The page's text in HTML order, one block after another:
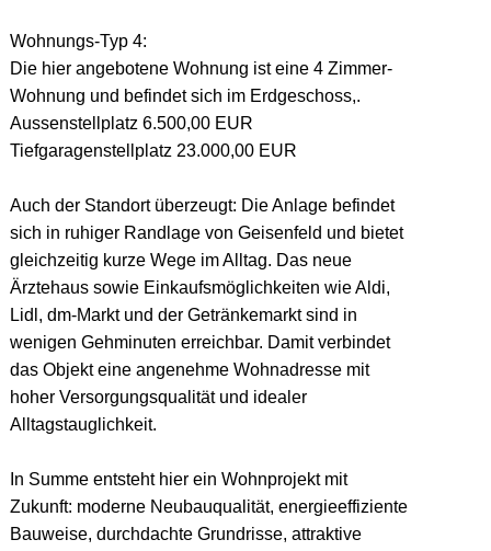
Wohnungs-Typ 4:
Die hier angebotene Wohnung ist eine 4 Zimmer-
Wohnung und befindet sich im Erdgeschoss,.
Aussenstellplatz 6.500,00 EUR
Tiefgaragenstellplatz 23.000,00 EUR
Auch der Standort überzeugt: Die Anlage befindet
sich in ruhiger Randlage von Geisenfeld und bietet
gleichzeitig kurze Wege im Alltag. Das neue
Ärztehaus sowie Einkaufsmöglichkeiten wie Aldi,
Lidl, dm-Markt und der Getränkemarkt sind in
wenigen Gehminuten erreichbar. Damit verbindet
das Objekt eine angenehme Wohnadresse mit
hoher Versorgungsqualität und idealer
Alltagstauglichkeit.
In Summe entsteht hier ein Wohnprojekt mit
Zukunft: moderne Neubauqualität, energieeffiziente
Bauweise, durchdachte Grundrisse, attraktive